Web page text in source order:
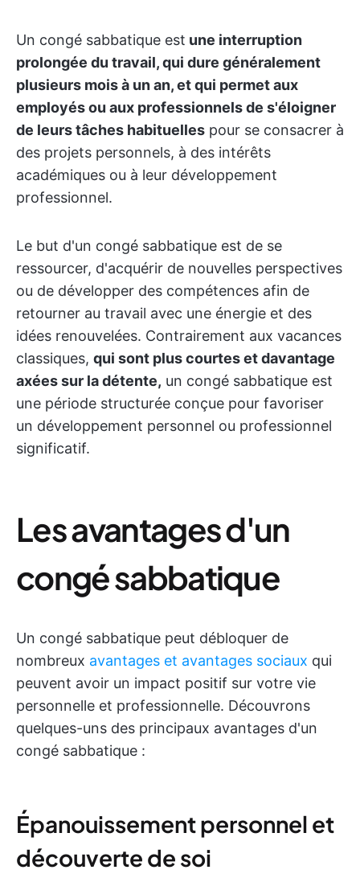
Un congé sabbatique est une interruption
prolongée du travail, qui dure généralement
plusieurs mois à un an, et qui permet aux
employés ou aux professionnels de s'éloigner
de leurs tâches habituelles pour se consacrer à
des projets personnels, à des intérêts
académiques ou à leur développement
professionnel.
Le but d'un congé sabbatique est de se
ressourcer, d'acquérir de nouvelles perspectives
ou de développer des compétences afin de
retourner au travail avec une énergie et des
idées renouvelées. Contrairement aux vacances
classiques, qui sont plus courtes et davantage
axées sur la détente, un congé sabbatique est
une période structurée conçue pour favoriser
un développement personnel ou professionnel
significatif.
Les avantages d'un
congé sabbatique
Un congé sabbatique peut débloquer de
nombreux avantages et avantages sociaux qui
peuvent avoir un impact positif sur votre vie
personnelle et professionnelle. Découvrons
quelques-uns des principaux avantages d'un
congé sabbatique :
Épanouissement personnel et
découverte de soi